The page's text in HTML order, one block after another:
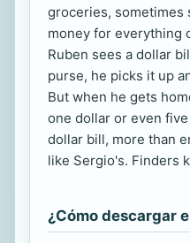
groceries, sometimes
money for everything
Ruben sees a dollar
purse, he picks it up
But when he gets
one dollar or even
dollar bill, more than
like Sergio's. Finders
¿Cómo descargar